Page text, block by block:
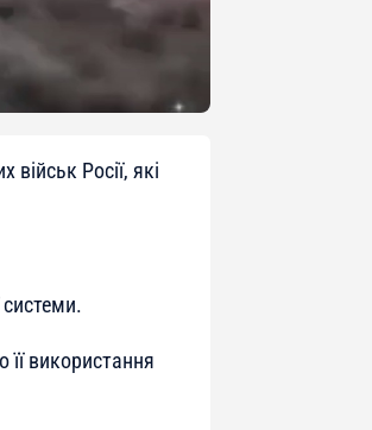
Росії, які
системи.
її використання